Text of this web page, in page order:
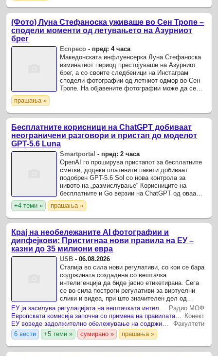
(Фото) Луна Стефаноска уживаше во Сен Тропе –
сподели моменти од летувањето на Азурниот
брег
Еспресо - пред: 4 часа
Македонската инфлуенсерка Луна Стефаноска
изминатиот период престојуваше на Азурниот
брег, а со своите следбеници на Инстаграм
сподели фотографии од летниот одмор во Сен
Тропе. На објавените фотографии може да се
прашања »
Бесплатните корисници на ChatGPT добиваат
неограничени разговори и пристап до моделот
GPT-5.6 Luna
Smartportal - пред: 2 часа
OpenAI го проширува пристапот за бесплатните
сметки, додека платените пакети добиваат
подобрен GPT-5.6 Sol со нова контрола за
нивото на „размислување“ Корисниците на
бесплатните и Go верзии на ChatGPT од оваа
недела го добиваат моделот GPT-5.6 Luna како
стандарден модел.
+4 теми » прашања »
Крај на необележаните AI фотографии и
дипфејкови: Пристигнаа нови правила на ЕУ –
казни до 35 милиони евра
USB -06.08.2026
Стапија во сила нови регулативи, со кои се бара
содржината создадена со вештачка
интелигенција да биде јасно етикетирана. Сега
се во сила построги регулативи за виртуелни
слики и видеа, при што значителен дел од
содржината создадена со помош на вештачка
интелигенција (AI) сега ...
Радио МОФ
Конект
Факултети
6 вести
+5 теми » сумирано » прашања »